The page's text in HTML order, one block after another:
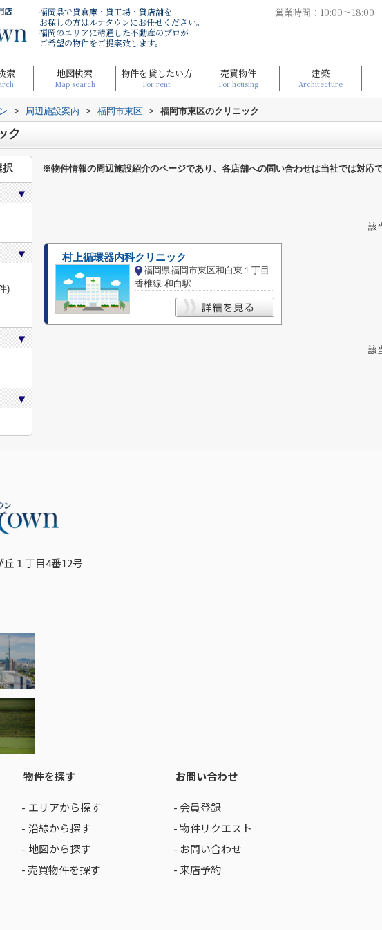
店
福岡県で貸倉庫・貸工場・貸店舗を
お探しの方はルナタウンにお任せください。
福岡のエリアに精通した不動産のプロが
ご希望の物件をご提案致します。
営業時間：10:00～
索 地図検索
Map search
物件を貸したい方
For rent
売買物件
For housing
建築
Architecture
> 周辺施設案内 > 福岡市東区 > 福岡市東区のクリニック
ク
※物件情報の周辺施設紹介のページであり、各店舗への問い合わせは当社では対応で
該
村上循環器内科クリニック
福岡県福岡市東区和白東１丁目
香椎線 和白駅
該
択
)
１丁目4番12号
物件を探す
エリアから探す
沿線から探す
地図から探す
- 売買物件を探す
お問い合わせ
- 会員登録
- 物件リクエスト
- お問い合わせ
- 来店予約